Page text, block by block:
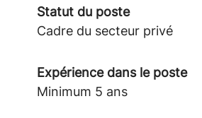
Statut du poste
Cadre du secteur privé
Expérience dans le poste
Minimum 5 ans